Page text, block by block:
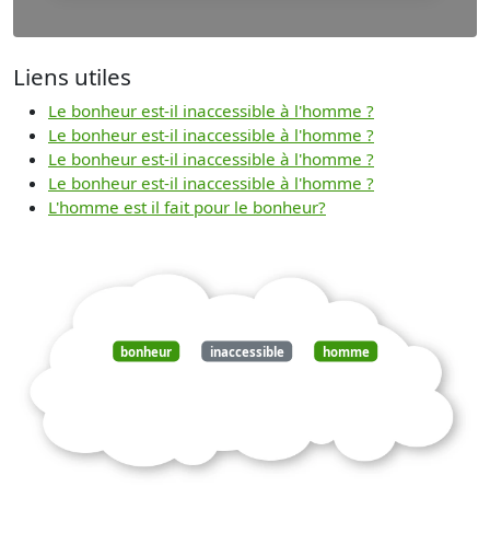
Liens utiles
Le bonheur est-il inaccessible à l'homme ?
Le bonheur est-il inaccessible à l'homme ?
Le bonheur est-il inaccessible à l'homme ?
Le bonheur est-il inaccessible à l'homme ?
L'homme est il fait pour le bonheur?
bonheur inaccessible homme